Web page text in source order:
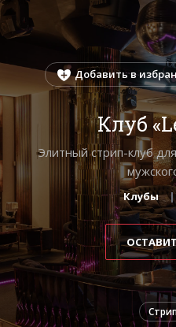
Добавить в
Клуб
Элитный стрип-клуб
Клубы